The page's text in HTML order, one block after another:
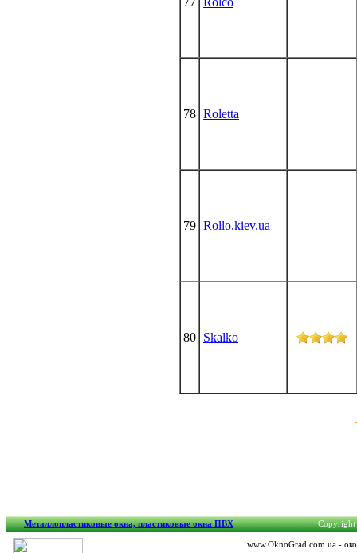
78 Roletta
79 Rollo.kiev.ua
80 Skalko
Металлопластиковые окна, пластиковые окна ПВХ
www.OknoGrad.com.ua -